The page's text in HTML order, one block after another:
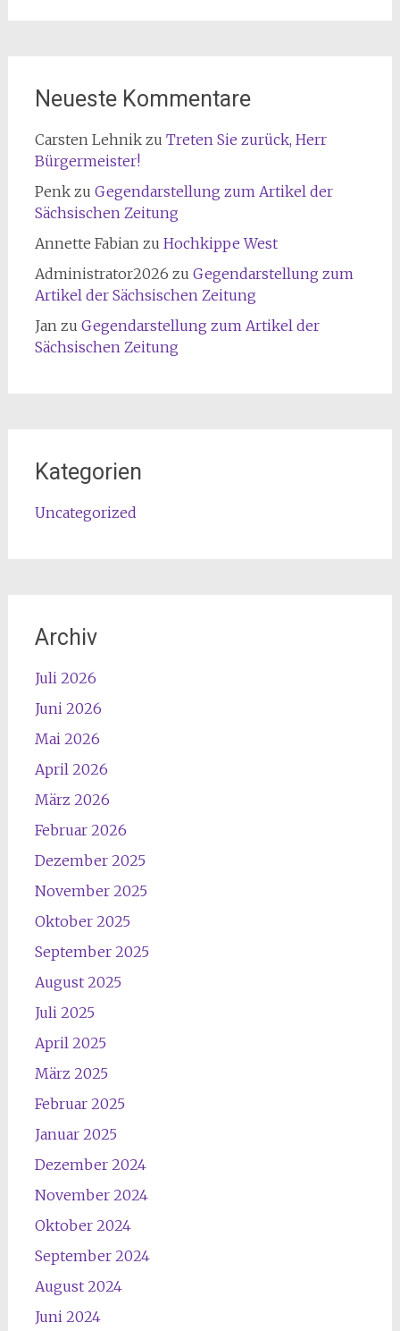
Neueste Kommentare
Carsten Lehnikzu Treten Sie zurück, Herr
Bürgermeister!
Penkzu Gegendarstellung zum Artikel der
Sächsischen Zeitung
Annette Fabianzu Hochkippe West
Administrator2026 zu Gegendarstellung zum
Artikel der Sächsischen Zeitung
Janzu Gegendarstellung zum Artikel der
Sächsischen Zeitung
Kategorien
Uncategorized
Archiv
Juli 2026
Juni 2026
Mai 2026
April 2026
März 2026
Februar 2026
Dezember 2025
November 2025
Oktober 2025
September 2025
August 2025
Juli 2025
April 2025
März 2025
Februar 2025
Januar 2025
Dezember 2024
November 2024
Oktober 2024
September 2024
August 2024
Juni 2024